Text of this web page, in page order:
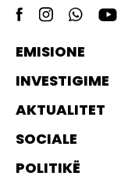
EMISIONE
INVESTIGIME
AKTUALITET
SOCIALE
POLITIKË